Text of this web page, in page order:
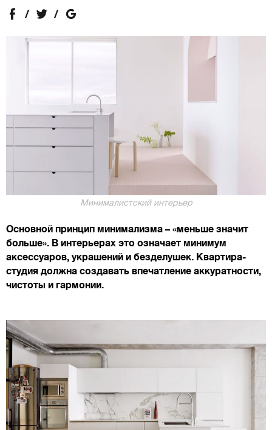
Минималистский интерьер
Основной принцип минимализма – «меньше значит
больше». В интерьерах это означает минимум
аксессуаров, украшений и безделушек. Квартира-
студия должна создавать впечатление аккуратности,
чистоты и гармонии.